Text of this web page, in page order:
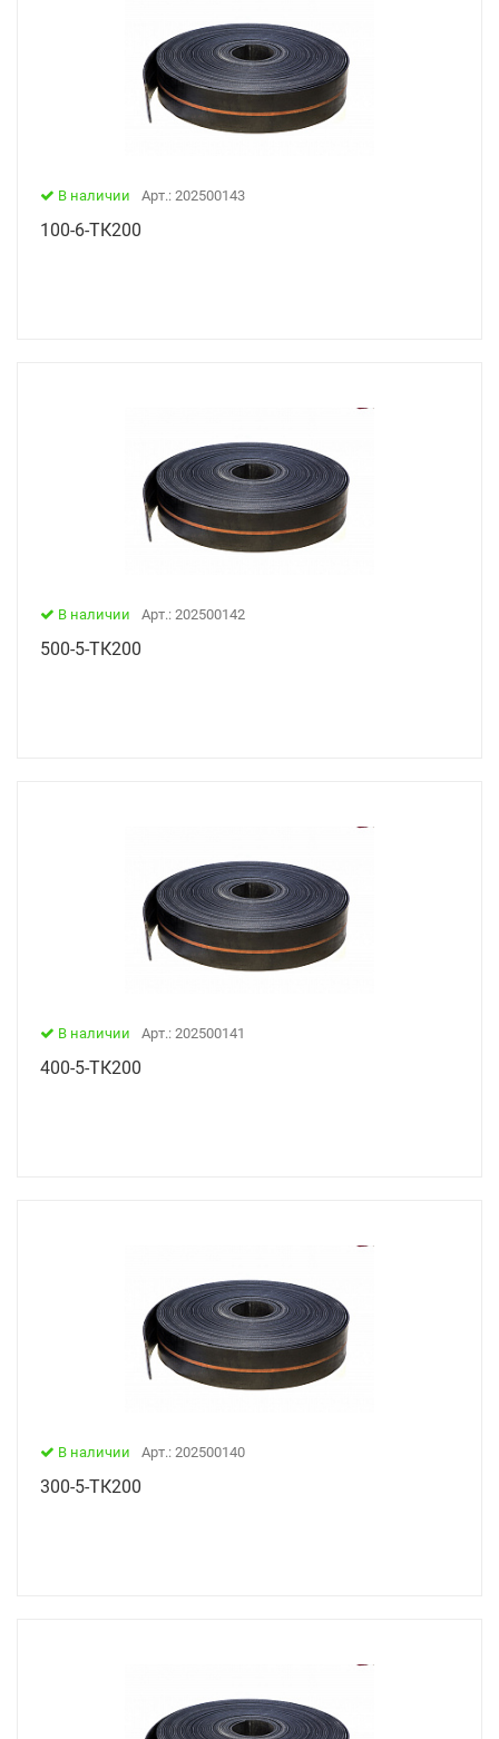
В наличии Арт.: 202500143
100-6-ТК200
В наличии Арт.: 202500142
500-5-ТК200
В наличии Арт.: 202500141
400-5-ТК200
В наличии Арт.: 202500140
300-5-ТК200